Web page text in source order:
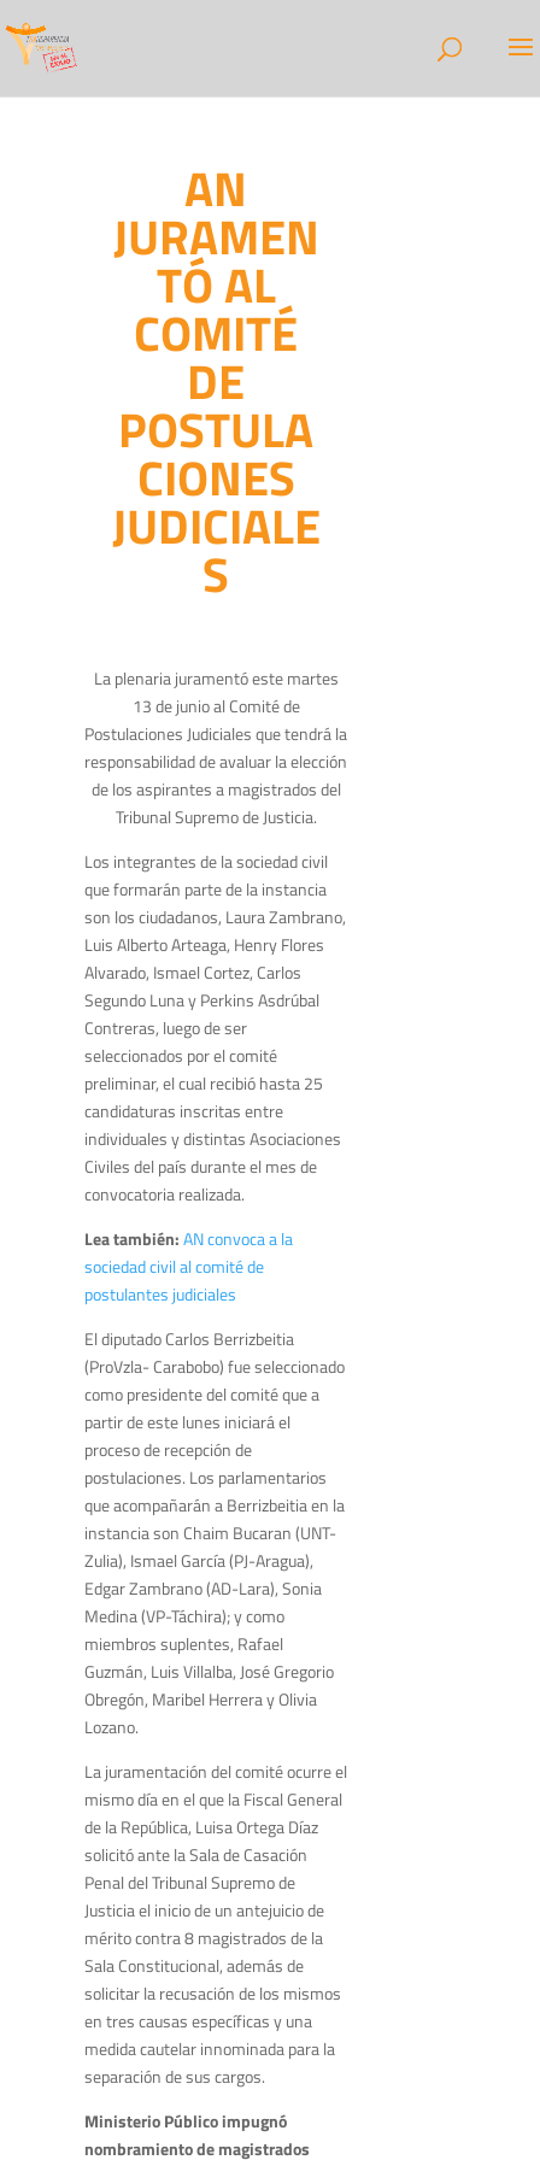
AN
JURAMEN
TÓ AL
COMITÉ
DE
POSTULA
CIONES
JUDICIALE
S
La plenaria juramentó este martes
13 de junio al Comité de
Postulaciones Judiciales que tendrá la
responsabilidad de avaluar la elección
de los aspirantes a magistrados del
Tribunal Supremo de Justicia.
Los integrantes de la sociedad civil
que formarán parte de la instancia
son los ciudadanos, Laura Zambrano,
Luis Alberto Arteaga, Henry Flores
Alvarado, Ismael Cortez, Carlos
Segundo Luna y Perkins Asdrúbal
Contreras, luego de ser
seleccionados por el comité
preliminar, el cual recibió hasta 25
candidaturas inscritas entre
individuales y distintas Asociaciones
Civiles del país durante el mes de
convocatoria realizada.
Lea también:AN convoca a la
sociedad civil al comité de
postulantes judiciales
El diputado Carlos Berrizbeitia
(ProVzla- Carabobo) fue seleccionado
como presidente del comité que a
partir de este lunes iniciará el
proceso de recepción de
postulaciones. Los parlamentarios
que acompañarán a Berrizbeitia en la
instancia son Chaim Bucaran (UNT-
Zulia), Ismael García (PJ-Aragua),
Edgar Zambrano (AD-Lara), Sonia
Medina (VP-Táchira); y como
miembros suplentes, Rafael
Guzmán, Luis Villalba, José Gregorio
Obregón, Maribel Herrera y Olivia
Lozano.
La juramentación del comité ocurre el
mismo día en el que la Fiscal General
de la República, Luisa Ortega Díaz
solicitó ante la Sala de Casación
Penal del Tribunal Supremo de
Justicia el inicio de un antejuicio de
mérito contra 8 magistrados de la
Sala Constitucional, además de
solicitar la recusación de los mismos
en tres causas específicas y una
medida cautelar innominada para la
separación de sus cargos.
Ministerio Público impugnó
nombramiento de magistrados